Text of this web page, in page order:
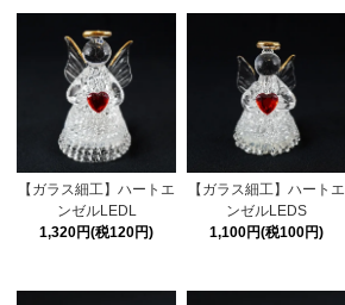
【ガラス細工】ハートエ
ンゼルLEDL
1,320円(税120円)
【ガラス細工】ハートエ
ンゼルLEDS
1,100円(税100円)